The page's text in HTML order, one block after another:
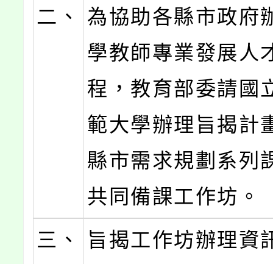
二、
為協助各縣市政府
學教師專業發展人
程，教育部委請國
範大學辦理旨揭計
縣市需求規劃系列
共同備課工作坊。
三、
旨揭工作坊辦理資